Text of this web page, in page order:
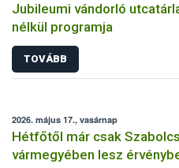
Jubileumi vándorló
nélkül programja
TOVÁBB
2026. május 17., vasárnap
Hétfőtől már csak
vármegyében lesz